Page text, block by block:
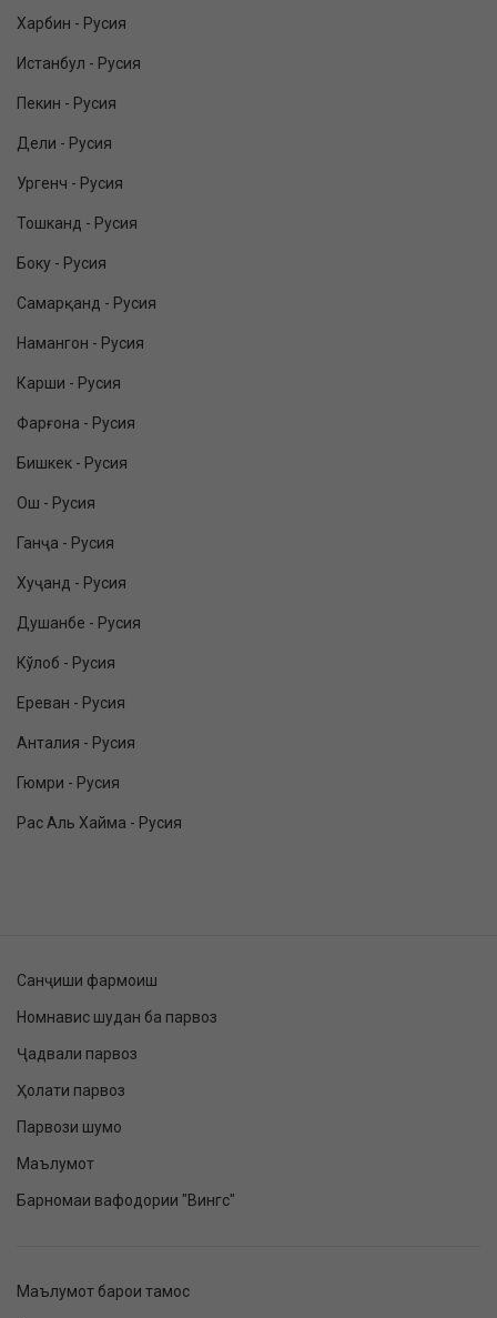
Харбин - Русия
Истанбул - Русия
Пекин - Русия
Дели - Русия
Ургенч - Русия
Тошканд - Русия
Боку - Русия
Самарқанд - Русия
Намангон - Русия
Карши - Русия
Фарғона - Русия
Бишкек - Русия
Ош - Русия
Ганҷа - Русия
Хуҷанд - Русия
Душанбе - Русия
Кўлоб - Русия
Ереван - Русия
Анталия - Русия
Гюмри - Русия
Рас Аль Хайма - Русия
Санҷиши фармоиш
Номнавис шудан ба парвоз
Ҷадвали парвоз
Ҳолати парвоз
Парвози шумо
Маълумот
Барномаи вафодории "Вингс"
Маълумот барои тамос